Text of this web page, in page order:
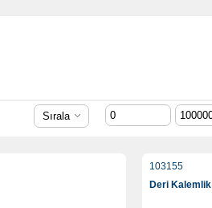
Sırala
103155
Deri Kalemlik